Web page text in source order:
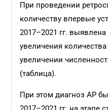
При проведении
количеству впервые
2017–2021 гг.
увеличения
увеличении
(таблица).
При этом диагноз АР